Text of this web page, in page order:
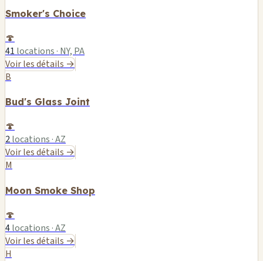
Smoker's Choice
🍄
41 locations · NY, PA
Voir les détails →
B
Bud's Glass Joint
🍄
2locations · AZ
Voir les détails →
M
Moon Smoke Shop
🍄
4locations · AZ
Voir les détails →
H